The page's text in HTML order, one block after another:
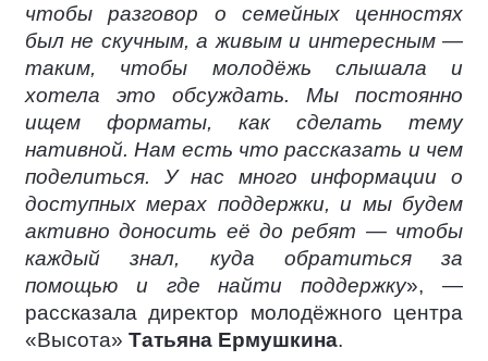
чтобы разговор о семейных ценностях
был не скучным, а живым и интересным —
таким, чтобы молодёжь слышала и
хотела это обсуждать. Мы постоянно
ищем форматы, как сделать тему
нативной. Нам есть что рассказать и чем
поделиться. У нас много информации о
доступных мерах поддержки, и мы будем
активно доносить её до ребят — чтобы
каждый знал, куда обратиться за
помощью и где найти поддержку», —
рассказала директор молодёжного центра
«Высота» Татьяна Ермушкина.